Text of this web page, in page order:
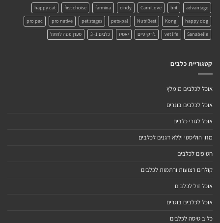
advantage
brit
CarniLove
cindy
farmina
first choise
happy cat
happy dog
Kong
NutriBest
pets-pal
pet stages
pro native
pro pac
Sanabelle
vet life ג'רקי טיים יאמיז כלבים 3+1 מעדן פטה לחתול
קטגוריית כלבים
אוכל לכלבים מומלץ
אוכל לכלבים בוגרים
אוכל לגורי כלבים
מזון הוליסטי וללא דגנים לכלבים
חטיפים לכלבים
קולרים רצועות ורתמות לכלבים
אוכל זול לכלבים
אוכל לכלבים בוגרים
כלוב טיסה לכלבים